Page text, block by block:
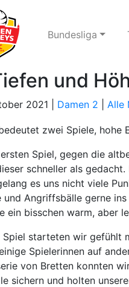
Bundesliga
und
2021 | Damen 2 Alle
zwei Spiele, hohe
Spiel, gegen die
schneller als
es uns nicht viele
und Angriffsbälle gerne
ein bisschen warm, aber
Spiel starteten wir gefühlt
Spielerinnen auf
von Bretten konnten
sichern und holten